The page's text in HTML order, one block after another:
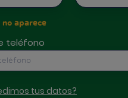
aparece
teléfono
tus datos?